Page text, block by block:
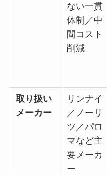
ない一貫
体制／中
間コスト
削減
取り扱い
メーカー
リンナイ
／ノーリ
ツ／パロ
マなど主
要メーカ
ー